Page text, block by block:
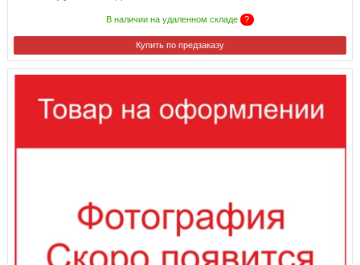
В наличии на удаленном складе ?
Купить по предзаказу